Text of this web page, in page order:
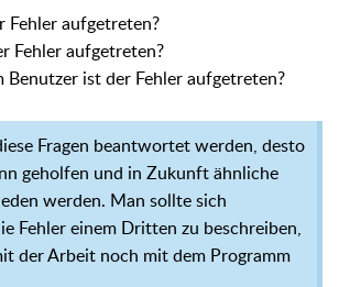
Fehler aufgetreten?
Fehler aufgetreten?
Benutzer ist der Fehler aufgetreten?
Fragen beantwortet werden, desto
geholfen und in Zukunft ähnliche
werden. Man sollte sich
Fehler einem Dritten zu beschreiben,
der Arbeit noch mit dem Programm